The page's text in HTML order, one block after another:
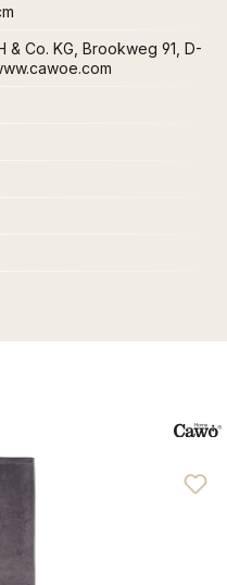
& Co. KG, Brookweg 91, D-
4.76 von 5 Sternen